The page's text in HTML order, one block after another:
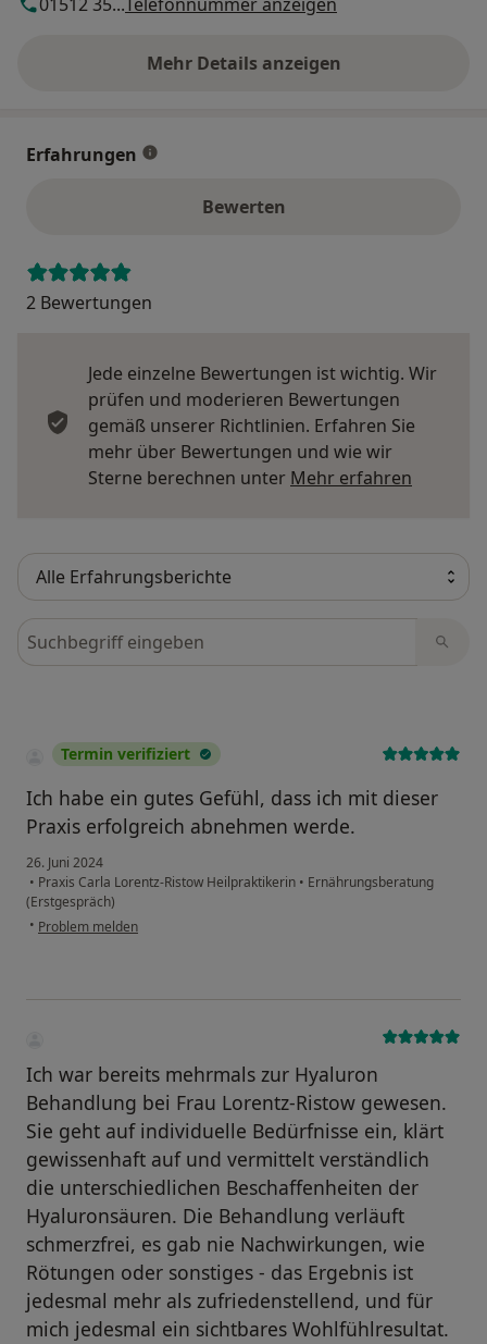
01512 35...Telefonnummer anzeigen
Mehr Details anzeigen
über die Adresse
Erfahrungen
Bewerten
2 Bewertungen
Jede einzelne Bewertungen ist wichtig. Wir
prüfen und moderieren Bewertungen
gemäß unserer Richtlinien. Erfahren Sie
mehr über Bewertungen und wie wir
Sterne berechnen unter Mehr erfahren
Bewertungen durchsuchen
Termin verifiziert
Ich habe ein gutes Gefühl, dass ich mit dieser
Praxis erfolgreich abnehmen werde.
26. Juni 2024
• Praxis Carla Lorentz-Ristow Heilpraktikerin • Ernährungsberatung
(Erstgespräch)
• Problem melden
Ich war bereits mehrmals zur Hyaluron
Behandlung bei Frau Lorentz-Ristow gewesen.
Sie geht auf individuelle Bedürfnisse ein, klärt
gewissenhaft auf und vermittelt verständlich
die unterschiedlichen Beschaffenheiten der
Hyaluronsäuren. Die Behandlung verläuft
schmerzfrei, es gab nie Nachwirkungen, wie
Rötungen oder sonstiges - das Ergebnis ist
jedesmal mehr als zufriedenstellend, und für
mich jedesmal ein sichtbares Wohlfühlresultat.